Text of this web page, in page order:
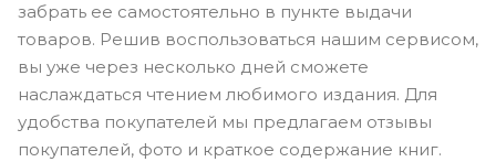
забрать ее самостоятельно в пункте выдачи
товаров. Решив воспользоваться нашим сервисом,
вы уже через несколько дней сможете
наслаждаться чтением любимого издания. Для
удобства покупателей мы предлагаем отзывы
покупателей, фото и краткое содержание книг.